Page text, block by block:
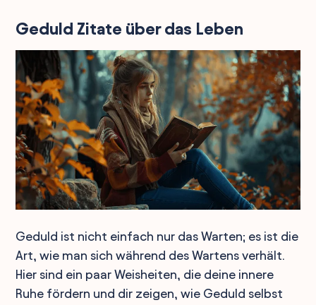
Geduld Zitate über das Leben
Geduld ist nicht einfach nur das Warten; es ist die
Art, wie man sich während des Wartens verhält.
Hier sind ein paar Weisheiten, die deine innere
Ruhe fördern und dir zeigen, wie Geduld selbst